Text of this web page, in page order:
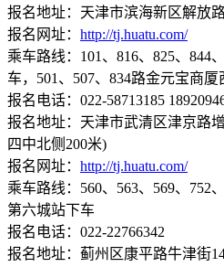
报名地址：天津市滨海新区解放
报名网址： http://tj.huatu.com/
乘车路线：101、816、825、844
车，501、507、834路金元宝商厦
报名电话：022-58713185
报名地址：天津市武清区津京路
四中北侧200米)
报名网址： http://tj.huatu.com/
乘车路线：560、563、569、752
第六城站下车
报名电话：022-22766342
报名地址：蓟州区康平路牛津街